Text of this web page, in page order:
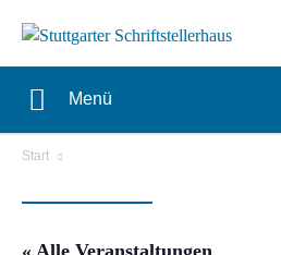
Menü
Start